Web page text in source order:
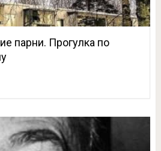
парни. Прогулка по